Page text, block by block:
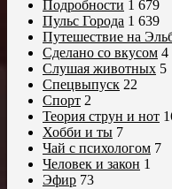
Подробности 1 679
Пульс Города 1 639
Путешествие на
Сделано со вкусом 4
Слушая животных 5
Спецвыпуск 22
Спорт 2
Теория струн и нот
Хобби и ты 7
Чай с психологом 7
Человек и закон 1
Эфир 73